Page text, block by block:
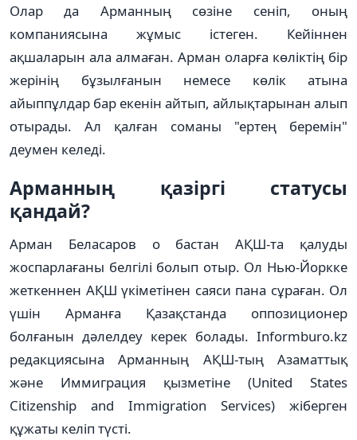
Олар да Арманның сөзіне сеніп, оның
компаниясына жұмыс істеген. Кейіннен
ақшаларын ала алмаған. Арман оларға көліктің бір
жерінің бұзылғанын немесе көлік атына
айыппұлдар бар екенін айтып, айлықтарынан алып
отырады. Ал қалған соманы "ертең беремін"
деумен келеді.
Арманның қазіргі статусы
қандай?
Арман Беласаров о бастан АҚШ-та қалуды
жоспарлағаны белгілі болып отыр. Ол Нью-Йоркке
жеткеннен АҚШ үкіметінен саяси пана сұраған. Ол
үшін Арманға Қазақстанда оппозиционер
болғанын дәлелдеу керек болады. Іnformburo.kz
редакциясына Арманның АҚШ-тың Азаматтық
және Иммиграция қызметіне (United States
Citizenship and Immigration Services) жіберген
құжаты келіп түсті.